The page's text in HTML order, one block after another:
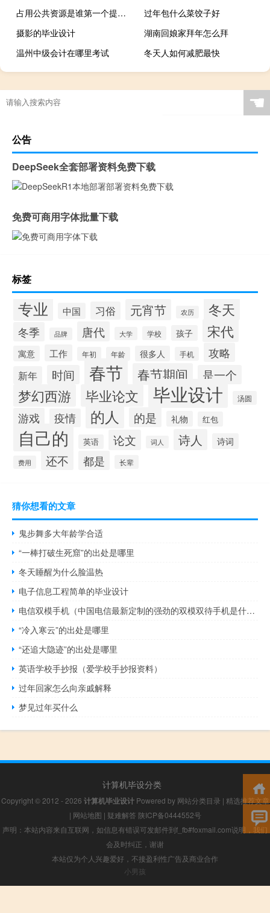
占用公共资源是谁第一个提出来的什么梗
过年包什么菜饺子好
摄影的毕业设计
湖南回娘家拜年怎么拜
温州中级会计在哪里考试
冬天人如何减肥最快
☚
公告
DeepSeek全套部署资料免费下载
免费可商用字体批量下载
标签
专业 中国 习俗 元宵节 农历 冬天
冬季 品牌 唐代 大学 学校 孩子 宋代
寓意 工作 年初 年龄 很多人 手机 攻略
新年 时间 春节 春节期间 是一个
梦幻西游 毕业论文 毕业设计 汤圆
游戏 疫情 的人 的是 礼物 红包
自己的 英语 论文 词人 诗人 诗词
费用 还不 都是 长辈
猜你想看的文章
鬼步舞多大年龄学合适
“一棒打破生死窟”的出处是哪里
冬天睡醒为什么脸温热
电子信息工程简单的毕业设计
电信双模手机（中国电信最新定制的强劲的双模双待手机是什么牌子的什么型号及及搜）
“冷入寒云”的出处是哪里
“还追大隐迹”的出处是哪里
英语学校手抄报（爱学校手抄报资料）
过年回家怎么向亲戚解释
梦见过年买什么
计算机毕设分类
Copyright © 2012 - 2026 计算机毕业设计Powered by 网站分类目录 | 精选推荐文章
| 网站地图 | 疑难解答 陕ICP备0444552号
声明：本站内容来自互联网，如信息有错误可发邮件到f_fb#foxmail.com说明，我们
会及时纠正，谢谢
本站仅为个人兴趣爱好，不接盈利性广告及商业合作
小男孩